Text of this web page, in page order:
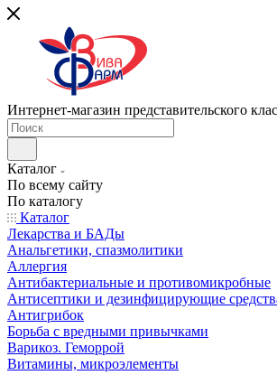
Интернет-магазин представительского
Каталог
По всему сайту
По каталогу
Каталог
Лекарства и БАДы
Анальгетики, спазмолитики
Аллергия
Антибактериальные и противомикробные
Антисептики и дезинфицирующие
Антигрибок
Борьба с вредными привычками
Варикоз. Геморрой
Витамины, микроэлементы